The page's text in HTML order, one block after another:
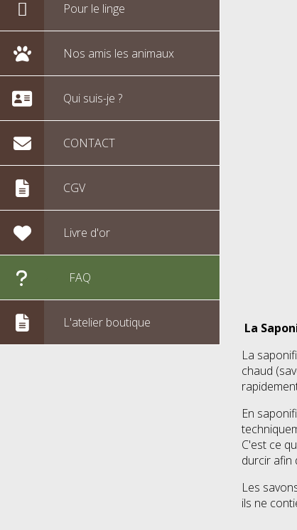
Pour le linge
Nos amis les animaux
Qui suis-je ?
CONTACT
CGV
Livre d'or
FAQ
L'atelier boutique
La
La
chaud
En
C'est ce
durcir afin
Les
ils ne